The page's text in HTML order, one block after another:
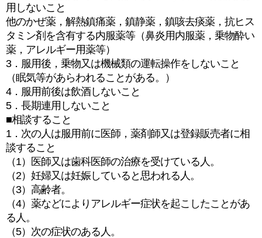
用しないこと
他のかぜ薬，解熱鎮痛薬，鎮静薬，鎮咳去痰薬，抗ヒス
タミン剤を含有する内服薬等（鼻炎用内服薬，乗物酔い
薬，アレルギー用薬等）
3．服用後，乗物又は機械類の運転操作をしないこと
（眠気等があらわれることがある。）
4．服用前後は飲酒しないこと
5．長期連用しないこと
■相談すること
1．次の人は服用前に医師，薬剤師又は登録販売者に相
談すること
（1）医師又は歯科医師の治療を受けている人。
（2）妊婦又は妊娠していると思われる人。
（3）高齢者。
（4）薬などによりアレルギー症状を起こしたことがあ
る人。
（5）次の症状のある人。